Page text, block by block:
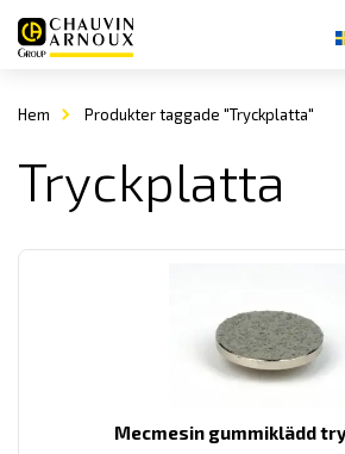
Hem Produkter taggade "Tryckplatta"
Tryckplatta
Mecmesin gummiklädd